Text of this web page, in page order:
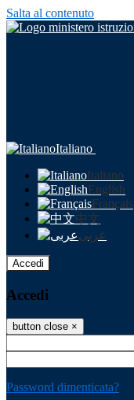
Salta al contenuto
Italiano
Italiano
English
Français
中文
عربى
Accedi
Accedi
button close ×
Password dimenticata?